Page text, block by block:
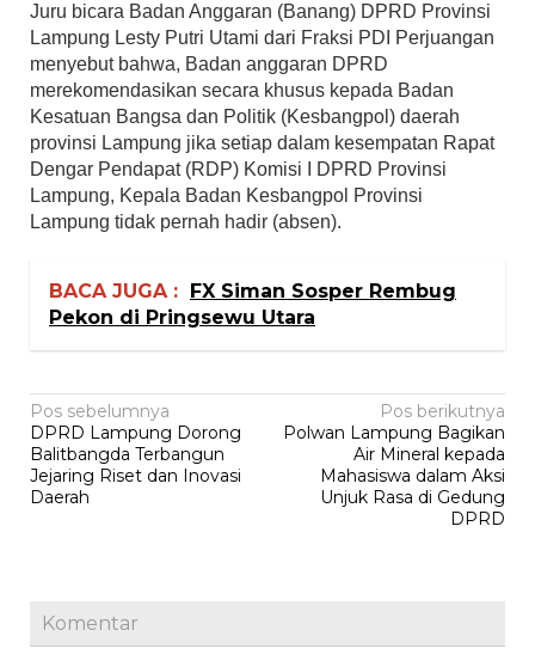
Juru bicara Badan Anggaran (Banang) DPRD Provinsi
Lampung Lesty Putri Utami dari Fraksi PDI Perjuangan
menyebut bahwa, Badan anggaran DPRD
merekomendasikan secara khusus kepada Badan
Kesatuan Bangsa dan Politik (Kesbangpol) daerah
provinsi Lampung jika setiap dalam kesempatan Rapat
Dengar Pendapat (RDP) Komisi I DPRD Provinsi
Lampung, Kepala Badan Kesbangpol Provinsi
Lampung tidak pernah hadir (absen).
BACA JUGA :
FX Siman Sosper Rembug
Pekon di Pringsewu Utara
Navigasi
pos
Pos sebelumnya
DPRD Lampung Dorong
Balitbangda Terbangun
Jejaring Riset dan Inovasi
Daerah
Pos berikutnya
Polwan Lampung Bagikan
Air Mineral kepada
Mahasiswa dalam Aksi
Unjuk Rasa di Gedung
DPRD
Komentar